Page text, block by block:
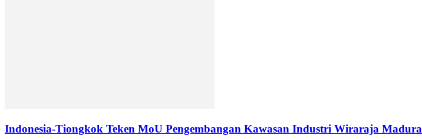
Indonesia-Tiongkok Teken MoU Pengembangan Kawasan Industri Wiraraja Madura